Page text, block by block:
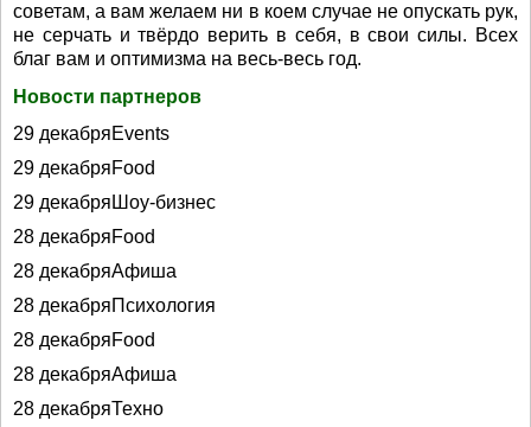
советам, а вам желаем ни в коем случае не опускать рук,
не серчать и твёрдо верить в себя, в свои силы. Всех
благ вам и оптимизма на весь-весь год.
Новости партнеров
29 декабряEvents
29 декабряFood
29 декабряШоу-бизнес
28 декабряFood
28 декабряАфиша
28 декабряПсихология
28 декабряFood
28 декабряАфиша
28 декабряТехно